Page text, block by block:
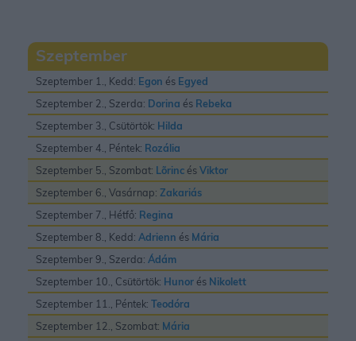
Szeptember
Szeptember 1., Kedd: Egon és Egyed
Szeptember 2., Szerda: Dorina és Rebeka
Szeptember 3., Csütörtök: Hilda
Szeptember 4., Péntek: Rozália
Szeptember 5., Szombat: Lõrinc ésViktor
Szeptember 6., Vasárnap: Zakariás
Szeptember 7., Hétfő: Regina
Szeptember 8., Kedd: Adrienn és Mária
Szeptember 9., Szerda: Ádám
Szeptember 10., Csütörtök: Hunor és Nikolett
Szeptember 11., Péntek: Teodóra
Szeptember 12., Szombat: Mária